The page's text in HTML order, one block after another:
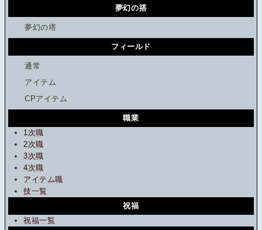
夢幻の搭
夢幻の塔
フィールド
通常
アイテム
CPアイテム
職業
1次職
2次職
3次職
4次職
アイテム職
技一覧
祝福
祝福一覧